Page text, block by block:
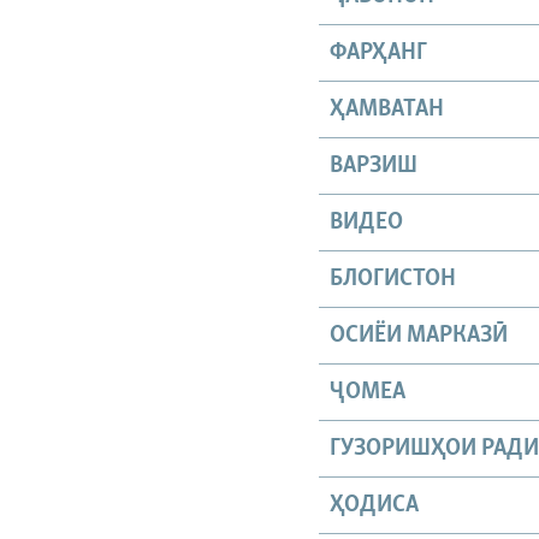
ФАРҲАНГ
ҲАМВАТАН
ВАРЗИШ
ВИДЕО
БЛОГИСТОН
ОСИЁИ МАРКАЗӢ
ҶОМEА
ГУЗОРИШҲОИ
ҲОДИСА